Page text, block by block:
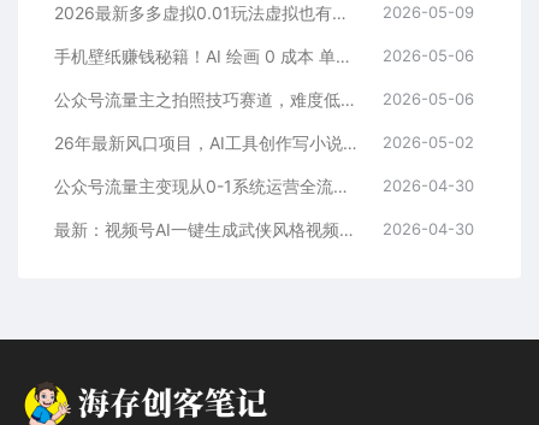
2026最新多多虚拟0.01玩法虚拟也有新门路轻松日入2500! 2026-05-09
手机壁纸赚钱秘籍！AI 绘画 0 成本 单店狂销 3.8 万单 2026-05-06
公众号流量主之拍照技巧赛道，难度低+流量大，起号第一篇就爆了10w阅读！ 2026-05-06
26年最新风口项目，AI工具创作写小说，轻松实现日入1000+ 2026-05-02
公众号流量主变现从0-1系统运营全流程讲解！ 2026-04-30
最新：视频号AI一键生成武侠风格视频，狂撸视频号分成收益，学完轻松日入1000+ 2026-04-30